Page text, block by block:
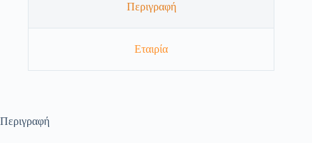
Περιγραφή
Εταιρία
Περιγραφή